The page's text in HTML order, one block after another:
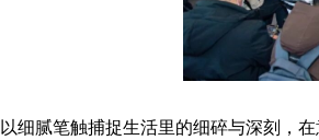
腻笔触捕捉生活里的细碎与深刻，在